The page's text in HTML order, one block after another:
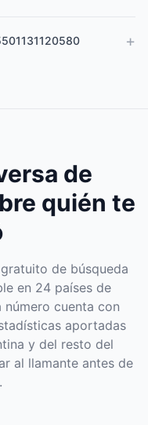
+
de
quién te
de búsqueda
en 24 países de
número cuenta con
aportadas
y del resto del
al llamante antes de